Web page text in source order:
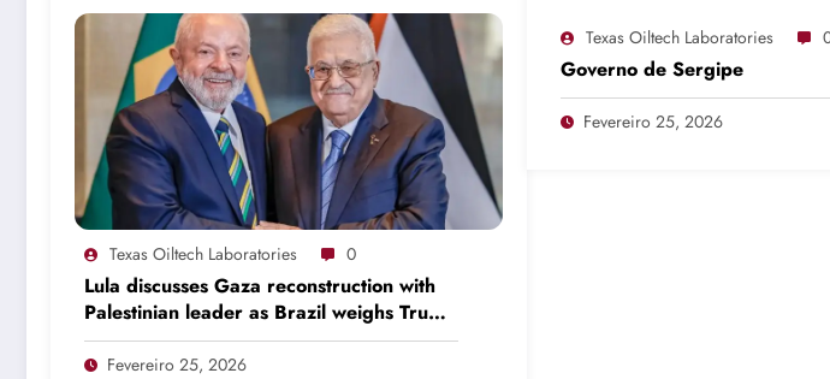
Texas Oiltech Laboratories 0
Lula discusses Gaza reconstruction with
Palestinian leader as Brazil weighs Trump
invitation
Fevereiro 25, 2026
Texas Oiltech Laboratories
Governo de Sergipe
Fevereiro 25, 2026